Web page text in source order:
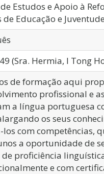
Estudos e Apoio à
de Educação e Juventude
(Sra. Hermia, I Tong
de formação aqui
profissional e
a língua portuguesa
os seus
com competências,
a oportunidade de
de proficiência
e com